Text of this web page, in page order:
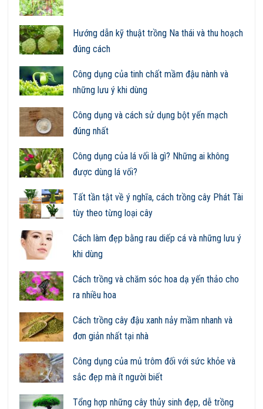
Hướng dẫn kỹ thuật trồng Na thái và thu hoạch
đúng cách
Công dụng của tinh chất mầm đậu nành và
những lưu ý khi dùng
Công dụng và cách sử dụng bột yến mạch
đúng nhất
Công dụng của lá vối là gì? Những ai không
được dùng lá vối?
Tất tần tật về ý nghĩa, cách trồng cây Phát Tài
tùy theo từng loại cây
Cách làm đẹp bằng rau diếp cá và những lưu ý
khi dùng
Cách trồng và chăm sóc hoa dạ yến thảo cho
ra nhiều hoa
Cách trồng cây đậu xanh nảy mầm nhanh và
đơn giản nhất tại nhà
Công dụng của mủ trôm đối với sức khỏe và
sắc đẹp mà ít người biết
Tổng hợp những cây thủy sinh đẹp, dễ trồng